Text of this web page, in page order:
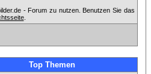
- Forum zu nutzen. Benutzen Sie das
.
Top Themen